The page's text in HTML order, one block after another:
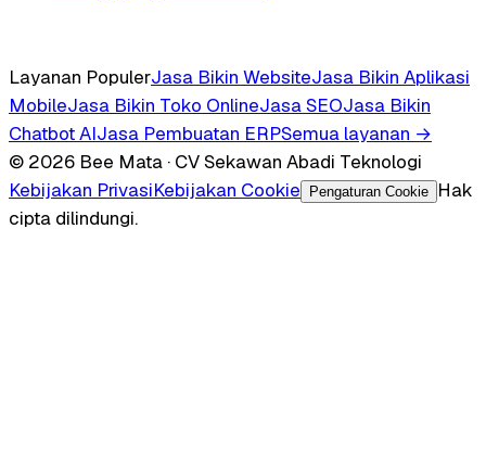
Layanan PopulerJasa Bikin WebsiteJasa Bikin Aplikasi
MobileJasa Bikin Toko OnlineJasa SEOJasa Bikin
Chatbot AIJasa Pembuatan ERPSemua layanan →
© 2026 Bee Mata · CV Sekawan Abadi Teknologi
Kebijakan PrivasiKebijakan Cookie Pengaturan Cookie
Hak
cipta dilindungi.